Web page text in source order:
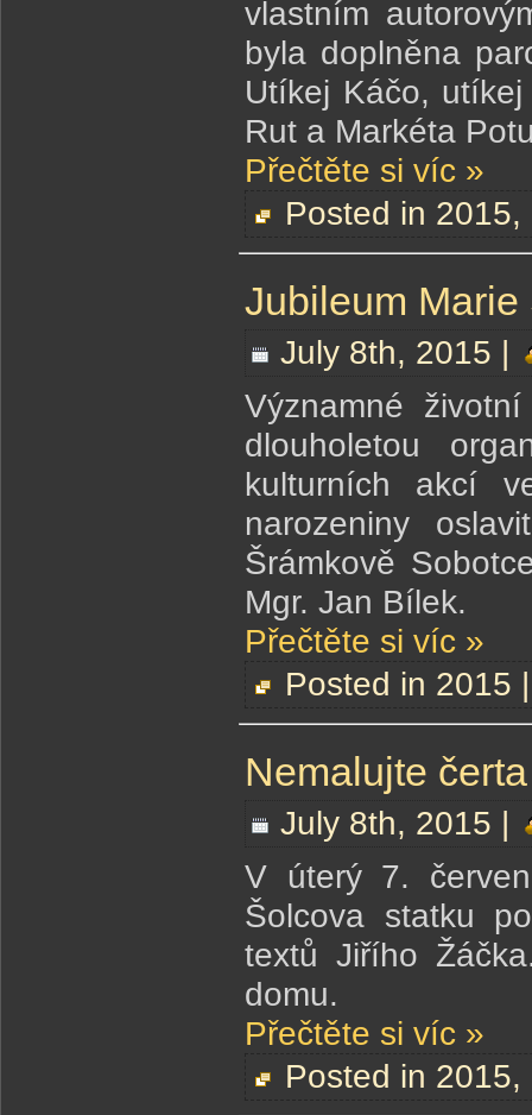
vlastním
byla doplněna
Utíkej Káčo,
Rut a Markéta
Přečtěte si víc »
Posted in 2015,
Jubileum Marie
July 8th, 2015 |
Významné
dlouholetou
kulturních akcí
narozeniny
Šrámkově
Mgr. Jan Bílek.
Přečtěte si víc »
Posted in 2015
Nemalujte
July 8th, 2015 |
V úterý 7.
Šolcova statku
textů Jiřího
domu.
Přečtěte si víc »
Posted in 2015,